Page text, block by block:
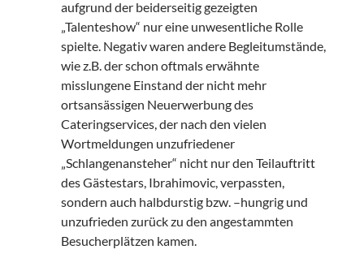
aufgrund der beiderseitig gezeigten
„Talenteshow“ nur eine unwesentliche Rolle
spielte. Negativ waren andere Begleitumstände,
wie z.B. der schon oftmals erwähnte
misslungene Einstand der nicht mehr
ortsansässigen Neuerwerbung des
Cateringservices, der nach den vielen
Wortmeldungen unzufriedener
„Schlangenansteher“ nicht nur den Teilauftritt
des Gästestars, Ibrahimovic, verpassten,
sondern auch halbdurstig bzw. –hungrig und
unzufrieden zurück zu den angestammten
Besucherplätzen kamen.